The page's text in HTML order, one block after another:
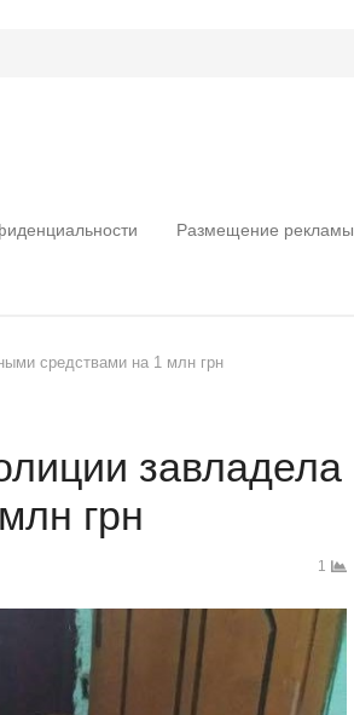
Размещение рекламы
средствами на 1 млн грн
завладела
грн
1